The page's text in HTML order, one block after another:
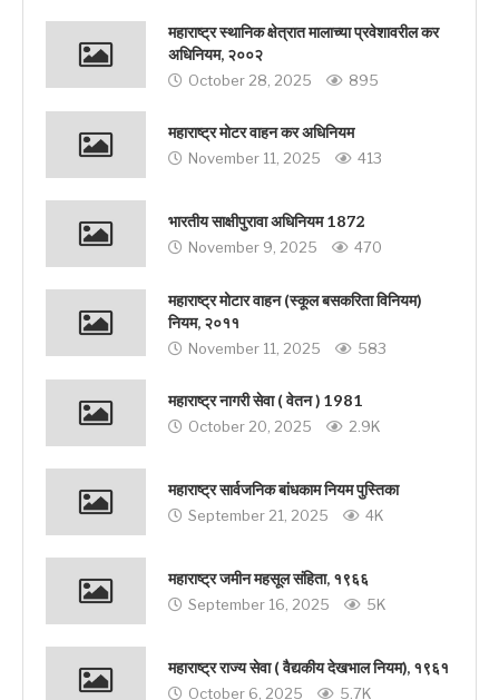
महाराष्ट्र स्थानिक क्षेत्रात मालाच्या प्रवेशावरील कर
अधिनियम, २००२
October 28, 2025 895
महाराष्ट्र मोटर वाहन कर अधिनियम
November 11, 2025 413
भारतीय साक्षीपुरावा अधिनियम 1872
November 9, 2025 470
महाराष्ट्र मोटार वाहन (स्कूल बसकरिता विनियम)
नियम, २०११
November 11, 2025 583
महाराष्ट्र नागरी सेवा ( वेतन ) 1981
October 20, 2025 2.9K
महाराष्ट्र सार्वजनिक बांधकाम नियम पुस्तिका
September 21, 2025 4K
महाराष्ट्र जमीन महसूल संहिता, १९६६
September 16, 2025 5K
महाराष्ट्र राज्य सेवा ( वैद्यकीय देखभाल नियम), १९६१
October 6, 2025 5.7K